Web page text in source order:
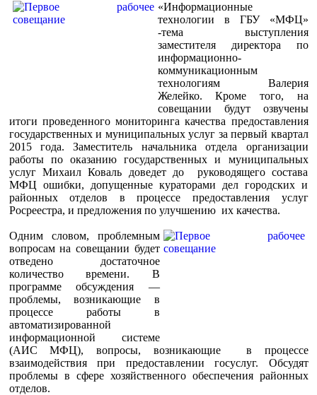
«Информационные
технологии в ГБУ «МФЦ»
-тема выступления
заместителя директора по
информационно-
коммуникационным
технологиям Валерия
Желейко. Кроме того, на
совещании будут озвучены
итоги проведенного мониторинга качества предоставления
государственных и муниципальных услуг за первый квартал
2015 года. Заместитель начальника отдела организации
работы по оказанию государственных и муниципальных
услуг Михаил Коваль доведет до руководящего состава
МФЦ ошибки, допущенные кураторами дел городских и
районных отделов в процессе предоставления услуг
Росреестра, и предложения по улучшению их качества.
Одним словом, проблемным
вопросам на совещании будет
отведено достаточное
количество времени. В
программе обсуждения —
проблемы, возникающие в
процессе работы в
автоматизированной
информационной системе
(АИС МФЦ), вопросы, возникающие в процессе
взаимодействия при предоставлении госуслуг. Обсудят
проблемы в сфере хозяйственного обеспечения районных
отделов.